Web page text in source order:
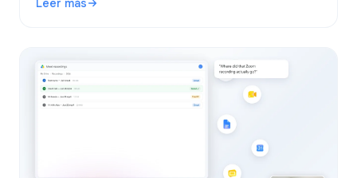
paso a paso y recomendaciones para tu comunidad.
Leer más
: Chatbot con IA para grupos de Telegram: